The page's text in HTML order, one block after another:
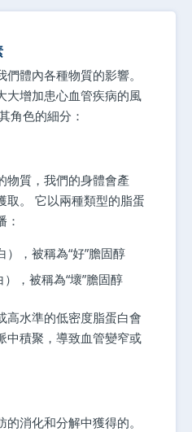
體內各種物質的影響。
大增加患心血管疾病的風
角色的細分：
物質，我們的身體會產
取。 它以兩種類型的脂蛋
：
，被稱為“好”膽固醇
，被稱為“壞”膽固醇
高水準的低密度脂蛋白會
中積聚，導致血管變窄或
消化和分解中獲得的。